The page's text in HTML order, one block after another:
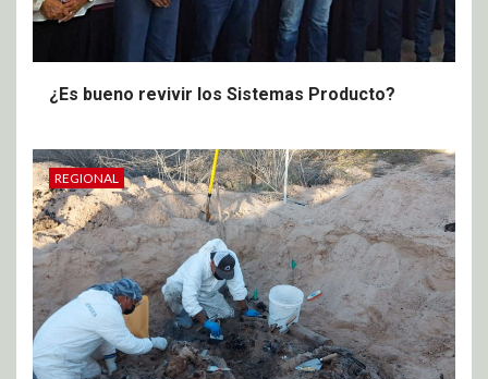
¿Es bueno revivir los Sistemas Producto?
REGIONAL